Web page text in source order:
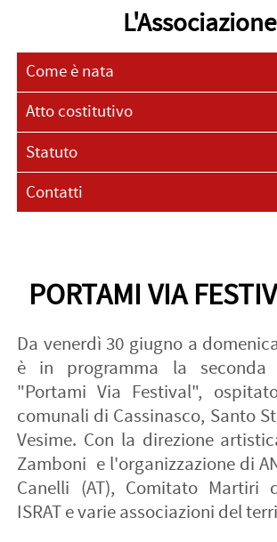
L'Associazione
Come è nata
Atto costitutivo
Statuto
Contatti
PORTAMI VIA
Da venerdì 30 giugno a
è in programma la seconda
"Portami Via Festival",
comunali di Cassinasco, Santo
Vesime. Con la direzione
Zamboni e l'organizzazione di
Canelli (AT), Comitato Martiri
ISRAT e varie associazioni del